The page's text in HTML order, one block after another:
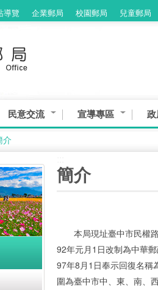
導覽 企業郵局 校園郵局 兒童郵局
民意交流 宣導專區 政
介
簡介
本局現址臺中市民權
92年元月1日改制為中華
97年8月1日奉示回復名稱
圍為臺中市中、東、南、